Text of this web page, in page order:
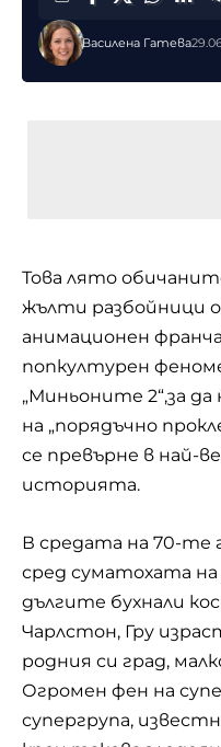
Василена Гатева
Това лято
жълти разбойници
анимационен
попкултурен
„Миньоните 2“,за
на „порядъчно
се превърне в най-
историята.
В средата на 70-те
сред суматохата
дългите бухнали
Чарлстон, Гру
родния си град,
Огромен фен на
супергрупа,